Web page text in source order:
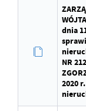
dnia
NR
2020